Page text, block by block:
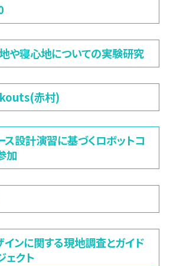
や寝心地についての実験研究
赤村)
ス設計演習に基づくロボットコ
加
インに関する現地調査とガイド
ェクト